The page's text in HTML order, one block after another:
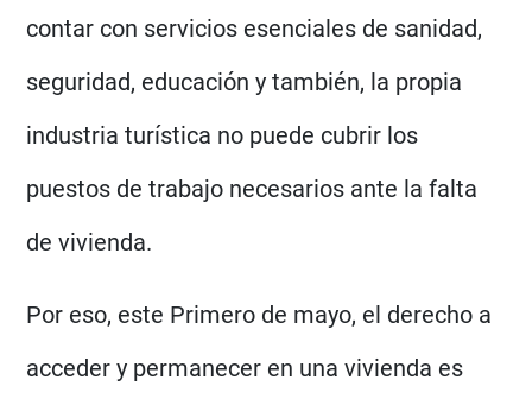
contar con servicios esenciales de sanidad,
seguridad, educación y también, la propia
industria turística no puede cubrir los
puestos de trabajo necesarios ante la falta
de vivienda.
Por eso, este Primero de mayo, el derecho a
acceder y permanecer en una vivienda es